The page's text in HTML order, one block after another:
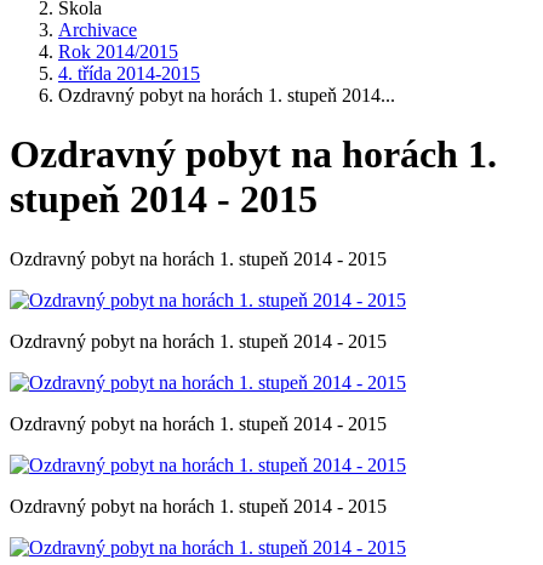
Škola
Archivace
Rok 2014/2015
4. třída 2014-2015
Ozdravný pobyt na horách 1. stupeň 2014...
Ozdravný pobyt na horách 1.
stupeň 2014 - 2015
Ozdravný pobyt na horách 1. stupeň 2014 - 2015
Ozdravný pobyt na horách 1. stupeň 2014 - 2015
Ozdravný pobyt na horách 1. stupeň 2014 - 2015
Ozdravný pobyt na horách 1. stupeň 2014 - 2015